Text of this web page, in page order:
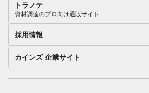
トラノテ
資材調達のプロ向け通販サイト
採用情報
カインズ 企業サイト